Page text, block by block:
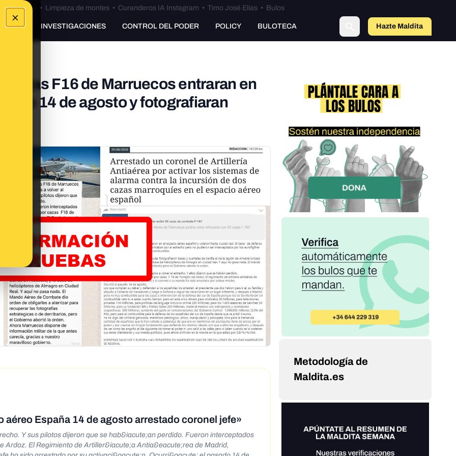
×
Bulos Ceuta • Limpieza de montes• Curanderos IA Instagram • Timo José Elías• Bulos
INVESTIGACIONES CONTROL DEL PODER POLICY BULOTECA Hazte Maldito
cazas F16 de Marruecos entraran en
14 de agosto y fotografiaran
España 14 de agosto arrestado coronel jefe»
Y sus pilotos dijeron que se hab&iacute;an perdido. Fueron interceptados
Ardoz. El Regimiento de Artiller&iacute;a Antia&eacute;rea de Madrid,
Metodología de
Maldita.es